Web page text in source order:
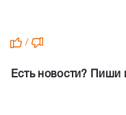
/
Есть новости? Пиши